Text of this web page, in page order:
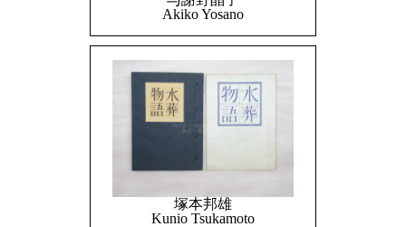
Akiko Yosano
塚本邦雄
Kunio Tsukamoto